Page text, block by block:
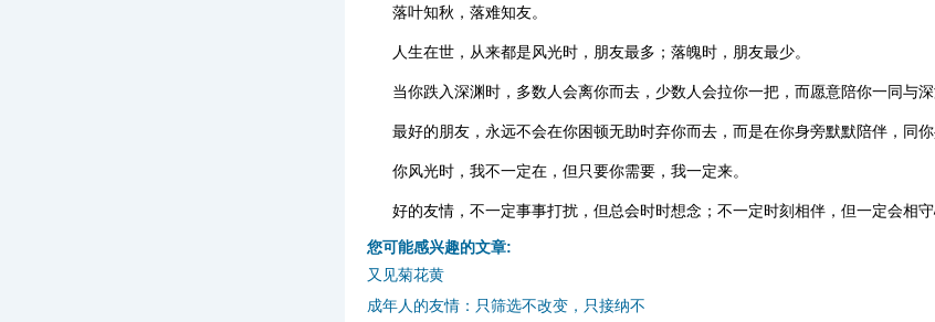
落叶知秋，落难知友。
人生在世，从来都是风光时，朋友最多；落魄时，朋友最少。
当你跌入深渊时，多数人会离你而去，少数人会拉你一把，而愿意陪你一同与深
最好的朋友，永远不会在你困顿无助时弃你而去，而是在你身旁默默陪伴，同你
你风光时，我不一定在，但只要你需要，我一定来。
好的友情，不一定事事打扰，但总会时时想念；不一定时刻相伴，但一定会相守
您可能感兴趣的文章:
又见菊花黄
成年人的友情：只筛选不改变，只接纳不